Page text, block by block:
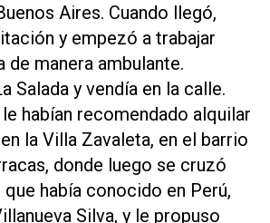
Aires. Cuando llegó,
y empezó a trabajar
de manera ambulante.
Salada y vendía en la calle.
habían recomendado alquilar
la Villa Zavaleta, en el barrio
donde luego se cruzó
había conocido en Perú,
Silva, y le propuso